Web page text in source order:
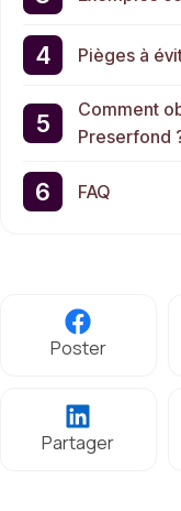
Pièges à
Comment
Preserfond
FAQ
Poster
Partager